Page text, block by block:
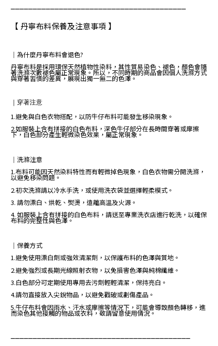
【 丹寧布料保養及注意事項 】
｜ 為什麼丹寧布料會退色?
丹寧布料是採用環保天然植物性染料，其性質易染色、褪色，顏色會隨
著洗滌次數褪色屬正常現象。所以，不同時期的商品會因個人洗滌方式
與穿著習慣的差異，展現出獨一無二的色澤。
｜ 穿著注意
1.避免與白色衣物搭配，以防牛仔布料可能發生移染現象。
2.如服裝上含有拼接的白色布料，深色牛仔部分在長時間穿著或摩擦
下，白色部分產生輕微染色效果，屬正常現象。
｜ 洗滌注意
1.布料可能因天然染料特性而有輕微掉色現象，白色衣物需分開洗滌，
以避免移染問題。
2.初次洗滌請以冷水手洗，或使用洗衣袋並選擇輕柔模式。
3. 請勿漂白、烘乾、熨燙，遠離高溫及火源。
4. 如服裝上含有拼接的白色布料，請送至專業洗衣店進行乾洗，以確保
布料的完整性與色澤。
｜保養方式
1.避免使用漂白劑或強效清潔劑，以保護布料的色澤與質地。
2.避免強烈或長期光線照射衣物，以免損害色澤與純棉纖維。
3.白色部分可定期使用專用去污劑輕輕清潔，保持亮白。
4.請勿直接放入尖銳物品，以避免戳破或劃傷產品。
5.牛仔布料會因雨水、汗水或摩擦等情況下，可能會導致顏色轉移，進
而染色其他接觸的物品或衣料，敬請留意使用情況。